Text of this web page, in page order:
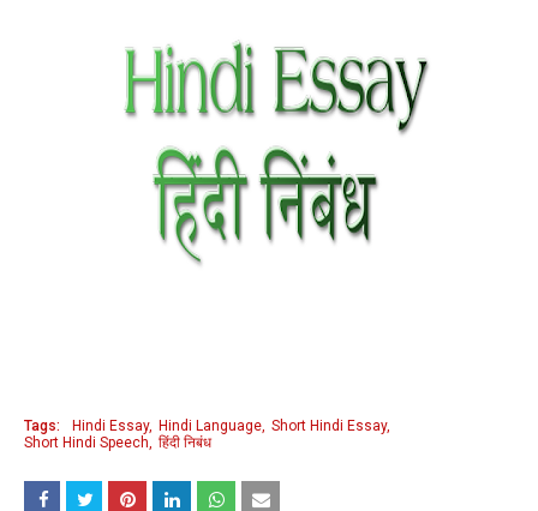
Tags: Hindi Essay Hindi Language Short Hindi Essay
Short Hindi Speech
हिंदी निबंध